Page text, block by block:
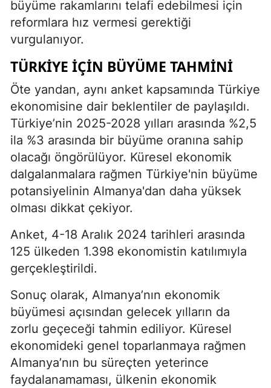
büyüme rakamlarını telafi edebilmesi için
reformlara hız vermesi gerektiği
vurgulanıyor.
TÜRKIYE İÇIN BÜYÜME TAHMINI
Öte yandan, aynı anket kapsamında Türkiye
ekonomisine dair beklentiler de paylaşıldı.
Türkiye’nin 2025-2028 yılları arasında %2,5
ila %3 arasında bir büyüme oranına sahip
olacağı öngörülüyor. Küresel ekonomik
dalgalanmalara rağmen Türkiye'nin büyüme
potansiyelinin Almanya'dan daha yüksek
olması dikkat çekiyor.
Anket, 4-18 Aralık 2024 tarihleri arasında
125 ülkeden 1.398 ekonomistin katılımıyla
gerçekleştirildi.
Sonuç olarak, Almanya’nın ekonomik
büyümesi açısından gelecek yılların da
zorlu geçeceği tahmin ediliyor. Küresel
ekonomideki genel toparlanmaya rağmen
Almanya’nın bu süreçten yeterince
faydalanamaması, ülkenin ekonomik